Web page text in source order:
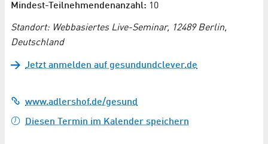
Mindest-Teilnehmendenanzahl: 10
Standort: Webbasiertes Live-Seminar, 12489 Berlin,
Deutschland
Jetzt anmelden auf gesundundclever.de
www.adlershof.de/gesund
Diesen Termin im Kalender speichern